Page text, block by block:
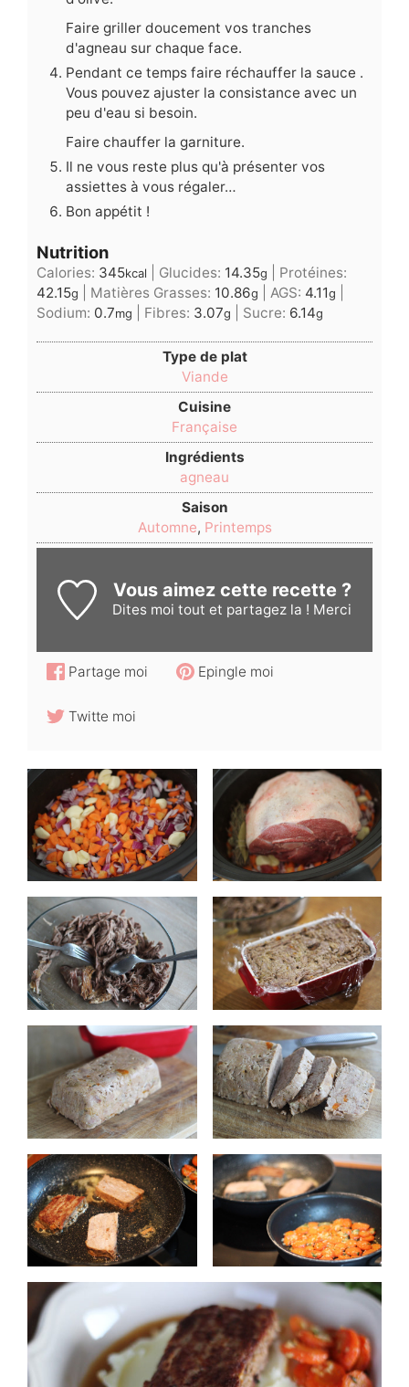
Faire griller doucement vos tranches
d'agneau sur chaque face.
Pendant ce temps faire réchauffer la sauce .
Vous pouvez ajuster la consistance avec un
peu d'eau si besoin.
Faire chauffer la garniture.
Il ne vous reste plus qu'à présenter vos
assiettes à vous régaler…
Bon appétit !
Nutrition
Calories: 345kcal Glucides: 14.35g
Protéines:
42.15g Matières Grasses: 10.86g AGS: 4.11g
Sodium: 0.7mg Fibres: 3.07g Sucre: 6.14g
Type de plat
Viande
Cuisine
Française
Ingrédients
agneau
Saison
Automne, Printemps
Vous aimez cette recette ?
Dites moi tout et partagez la ! Merci
Partage moi Epingle moi
Twitte moi